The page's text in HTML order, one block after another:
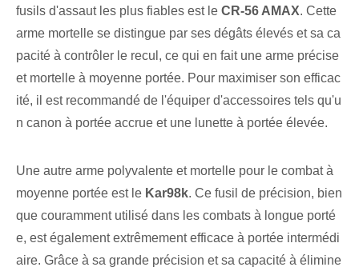
fusils d'assaut les plus fiables est le CR-56 AMAX. Cette
arme mortelle se distingue par ses dégâts élevés et sa ca
pacité à contrôler le recul, ce qui en fait une arme précise
et mortelle à moyenne portée. Pour maximiser son efficac
ité, il est recommandé de l'équiper d'accessoires tels qu'u
n canon à portée accrue et une lunette à portée élevée.
Une autre arme polyvalente et mortelle pour le combat à
moyenne portée est le Kar98k. ⁣Ce fusil de précision, bien
que couramment utilisé dans les combats à longue porté
e, est également extrêmement efficace à portée intermédi
aire. ‌Grâce à sa grande précision⁢ et⁤ sa capacité à élimine